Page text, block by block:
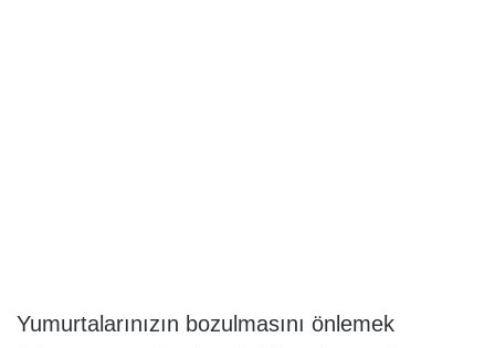
Yumurtalarınızın bozulmasını önlemek